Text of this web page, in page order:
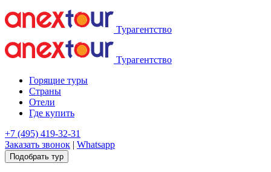
Турагентство
Турагентство
Горящие туры
Страны
Отели
Где купить
+7 (495) 419-32-31
Заказать звонок | Whatsapp
Подобрать тур